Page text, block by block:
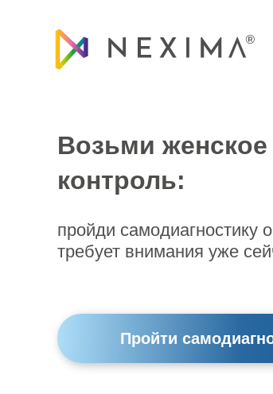
Возьми
контроль:
пройди самодиагностику
требует внимания уже
Пройти